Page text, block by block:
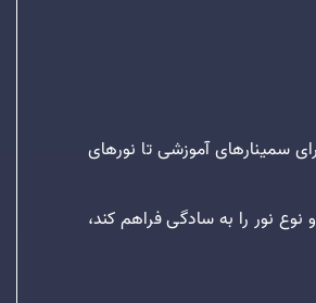
سمینارهای آموزشی تا نورهای
نور را به سادگی فراهم کند،